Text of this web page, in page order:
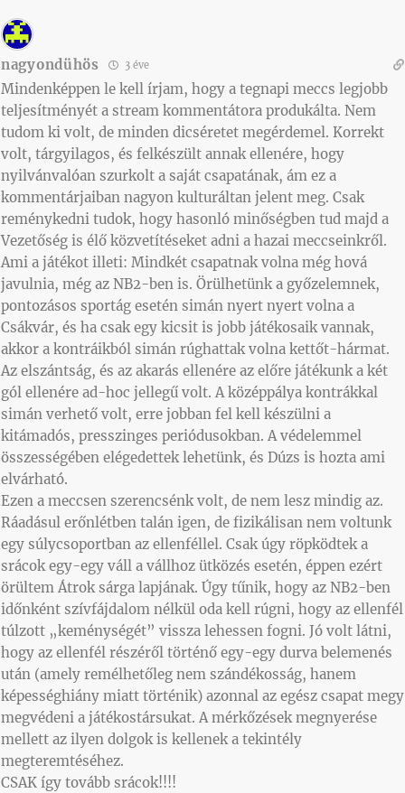
nagyondühös 3 éve
Mindenképpen le kell írjam, hogy a tegnapi meccs legjobb
teljesítményét a stream kommentátora produkálta. Nem
tudom ki volt, de minden dicséretet megérdemel. Korrekt
volt, tárgyilagos, és felkészült annak ellenére, hogy
nyilvánvalóan szurkolt a saját csapatának, ám ez a
kommentárjaiban nagyon kulturáltan jelent meg. Csak
reménykedni tudok, hogy hasonló minőségben tud majd a
Vezetőség is élő közvetítéseket adni a hazai meccseinkről.
Ami a játékot illeti: Mindkét csapatnak volna még hová
javulnia, még az NB2-ben is. Örülhetünk a győzelemnek,
pontozásos sportág esetén simán nyert nyert volna a
Csákvár, és ha csak egy kicsit is jobb játékosaik vannak,
akkor a kontráikból simán rúghattak volna kettőt-hármat.
Az elszántság, és az akarás ellenére az előre játékunk a két
gól ellenére ad-hoc jellegű volt. A középpálya kontrákkal
simán verhető volt, erre jobban fel kell készülni a
kitámadós, presszinges periódusokban. A védelemmel
összességében elégedettek lehetünk, és Dúzs is hozta ami
elvárható.
Ezen a meccsen szerencsénk volt, de nem lesz mindig az.
Ráadásul erőnlétben talán igen, de fizikálisan nem voltunk
egy súlycsoportban az ellenféllel. Csak úgy röpködtek a
srácok egy-egy váll a vállhoz ütközés esetén, éppen ezért
örültem Átrok sárga lapjának. Úgy tűnik, hogy az NB2-ben
időnként szívfájdalom nélkül oda kell rúgni, hogy az ellenfél
túlzott „keménységét” vissza lehessen fogni. Jó volt látni,
hogy az ellenfél részéről történő egy-egy durva belemenés
után (amely remélhetőleg nem szándékosság, hanem
képességhiány miatt történik) azonnal az egész csapat megy
megvédeni a játékostársukat. A mérkőzések megnyerése
mellett az ilyen dolgok is kellenek a tekintély
megteremtéséhez.
CSAK így tovább srácok!!!!